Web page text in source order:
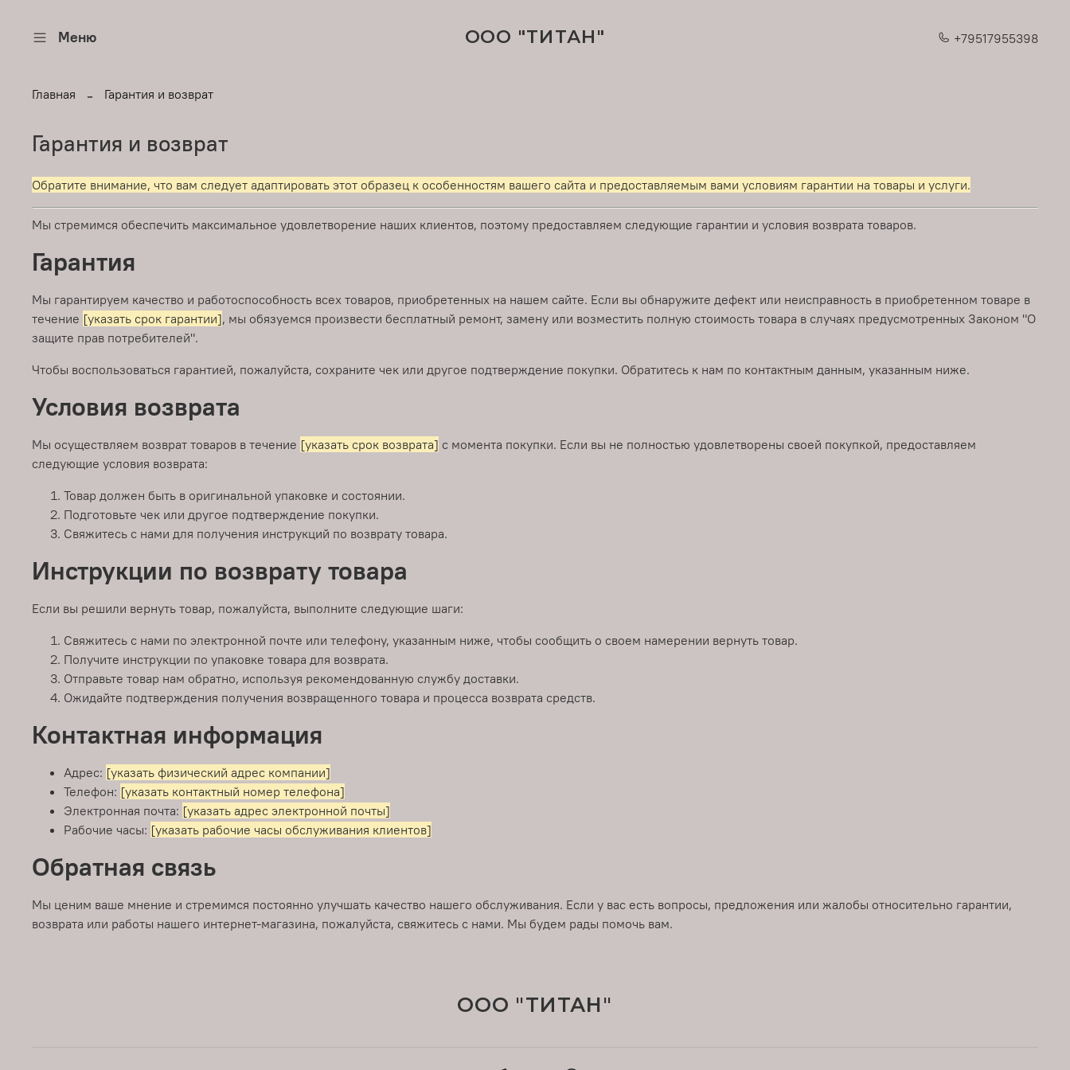
Меню ООО "ТИТАН" +79517955398
Главная Гарантия и возврат
Гарантия и возврат
Обратите внимание, что вам следует адаптировать этот образец к особенностям вашего сайта и предоставляемым вами условиям гарантии на товары и услуги.
Мы стремимся обеспечить максимальное удовлетворение наших клиентов, поэтому предоставляем следующие гарантии и условия возврата товаров.
Гарантия
Мы гарантируем качество и работоспособность всех товаров, приобретенных на нашем сайте. Если вы обнаружите дефект или неисправность в приобретенном товаре в
течение [указать срок гарантии], мы обязуемся произвести бесплатный ремонт, замену или возместить полную стоимость товара в случаях предусмотренных Законом "О
защите прав потребителей".
Чтобы воспользоваться гарантией, пожалуйста, сохраните чек или другое подтверждение покупки. Обратитесь к нам по контактным данным, указанным ниже.
Условия возврата
Мы осуществляем возврат товаров в течение [указать срок возврата] с момента покупки. Если вы не полностью удовлетворены своей покупкой, предоставляем
следующие условия возврата:
Товар должен быть в оригинальной упаковке и состоянии.
Подготовьте чек или другое подтверждение покупки.
Свяжитесь с нами для получения инструкций по возврату товара.
Инструкции по возврату товара
Если вы решили вернуть товар, пожалуйста, выполните следующие шаги:
Свяжитесь с нами по электронной почте или телефону, указанным ниже, чтобы сообщить о своем намерении вернуть товар.
Получите инструкции по упаковке товара для возврата.
Отправьте товар нам обратно, используя рекомендованную службу доставки.
Ожидайте подтверждения получения возвращенного товара и процесса возврата средств.
Контактная информация
Адрес: [указать физический адрес компании]
Телефон: [указать контактный номер телефона]
Электронная почта: [указать адрес электронной почты]
Рабочие часы: [указать рабочие часы обслуживания клиентов]
Обратная связь
Мы ценим ваше мнение и стремимся постоянно улучшать качество нашего обслуживания. Если у вас есть вопросы, предложения или жалобы относительно гарантии,
возврата или работы нашего интернет-магазина, пожалуйста, свяжитесь с нами. Мы будем рады помочь вам.
ООО "ТИТАН"